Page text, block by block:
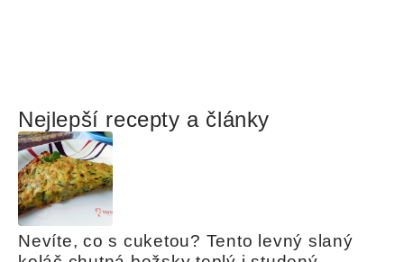
Nejlepší recepty a články
Nevíte, co s cuketou? Tento levný slaný